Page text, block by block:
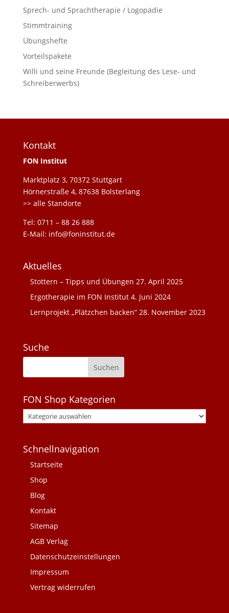
Sprech- und Sprachtherapie / Logopädie
Stimmtraining
Übungshefte
Vorteilspakete
Willi und seine Freunde (Begleitung des Lese- und
Schreiberwerbs)
Kontakt
FON Institut
Marktplatz 3, 70372 Stuttgart
Hörnerstraße 4, 87638 Bolsterlang
>> alle Standorte
Tel: 0711 – 88 26 888
E-Mail: info@foninstitut.de
Aktuelles
Stottern – Tipps und Übungen 27. April 2025
Ergotherapie im FON Institut 4. Juni 2024
Lernprojekt „Plätzchen backen“ 28. November 2023
Suche
FON Shop Kategorien
Schnellnavigation
Startseite
Shop
Blog
Kontakt
Sitemap
AGB Verlag
Datenschutzeinstellungen
Impressum
Vertrag widerrufen